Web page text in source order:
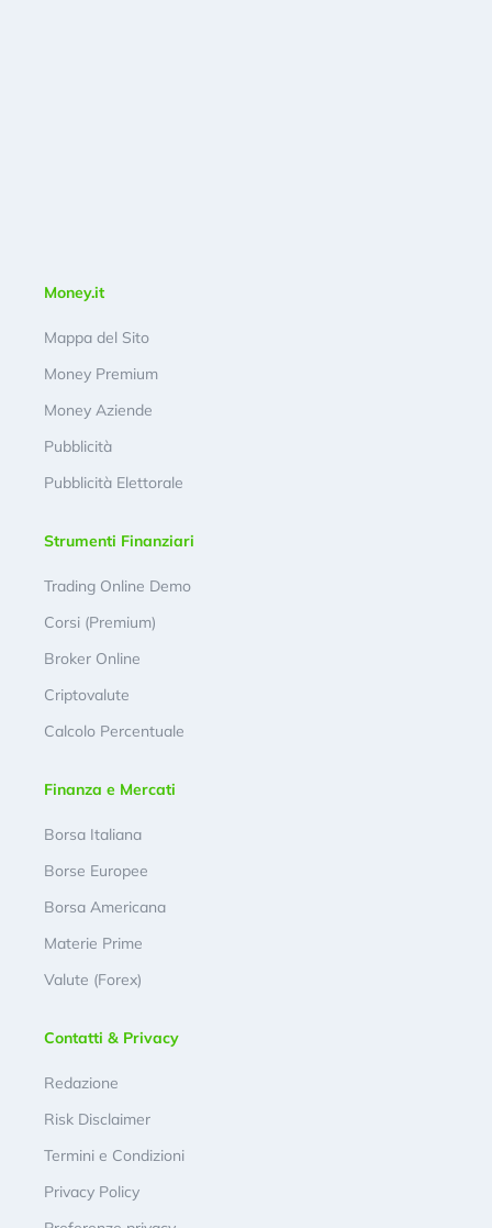
Money.it
Mappa del Sito
Money Premium
Money Aziende
Pubblicità
Pubblicità Elettorale
Strumenti Finanziari
Trading Online Demo
Corsi (Premium)
Broker Online
Criptovalute
Calcolo Percentuale
Finanza e Mercati
Borsa Italiana
Borse Europee
Borsa Americana
Materie Prime
Valute (Forex)
Contatti & Privacy
Redazione
Risk Disclaimer
Termini e Condizioni
Privacy Policy